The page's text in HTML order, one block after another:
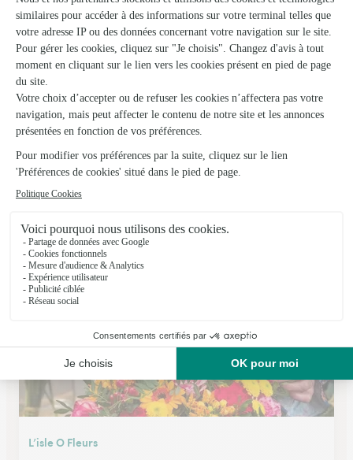
Voir la boutique
Univers Floral 3
★★ ★★★4.3 (93)
Avenue du Roussillon Galerie du Roussillon
Voir la boutique
L’isle O Fleurs